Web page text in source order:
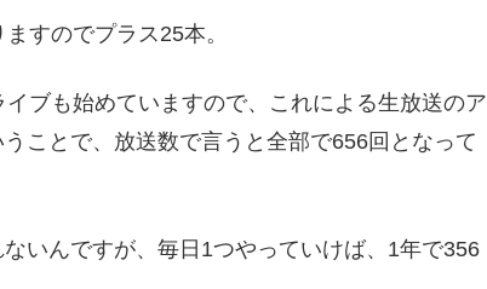
すのでプラス25本。
ブも始めていますので、これによる生放送のア
ことで、放送数で言うと全部で656回となって
いんですが、毎日1つやっていけば、1年で356